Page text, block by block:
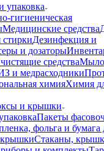
упаковка
гигиеническая
Медицинские средства
стиркиДезинфекция и
и дозаторы
средстваМыло
и медрасходники
химияХимия
и крышки
Пакеты
фольга и бумага
Стаканы,